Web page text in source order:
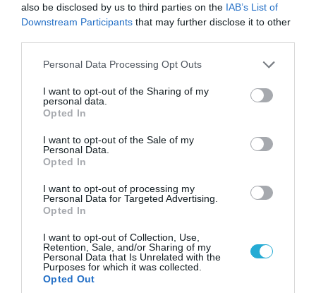
also be disclosed by us to third parties on the IAB’s List of
Downstream Participants that may further disclose it to other
Please note that this website/app uses one or more Google
not limited to your visit or usage behaviour. You may click to
grant or deny consent to Google and its third-party tags to
use your data for below specified purposes in below Google
consent section.
Personal Data Processing Opt Outs
I want to opt-out of the Sharing of my
personal data.
Opted In
I want to opt-out of the Sale of my
Personal Data.
Opted In
I want to opt-out of processing my
Personal Data for Targeted Advertising.
Opted In
I want to opt-out of Collection, Use,
Retention, Sale, and/or Sharing of my
Personal Data that Is Unrelated with the
Purposes for which it was collected.
Opted Out
09.08.2026 | 18:02
Το Ιράν δημοσίευσε βίντεο με τον Μοτζτάμπα
Χαμενεΐ